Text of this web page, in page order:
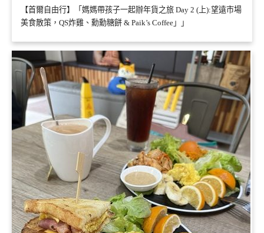
【首爾自由行】「媽媽帶孩子一起辦年貨之旅 Day 2 (上):望遠市場
美食散策，QS炸雞、勳勳糖餅 & Paik’s Coffee」」